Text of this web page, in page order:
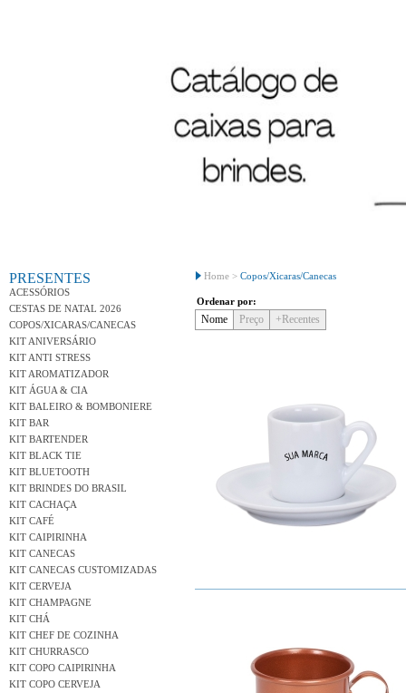
PRESENTES
ACESSÓRIOS
CESTAS DE NATAL 2026
COPOS/XICARAS/CANECAS
KIT ANIVERSÁRIO
KIT ANTI STRESS
KIT AROMATIZADOR
KIT ÁGUA & CIA
KIT BALEIRO & BOMBONIERE
KIT BAR
KIT BARTENDER
KIT BLACK TIE
KIT BLUETOOTH
KIT BRINDES DO BRASIL
KIT CACHAÇA
KIT CAFÉ
KIT CAIPIRINHA
KIT CANECAS
KIT CANECAS CUSTOMIZADAS
KIT CERVEJA
KIT CHAMPAGNE
KIT CHÁ
KIT CHEF DE COZINHA
KIT CHURRASCO
KIT COPO CAIPIRINHA
KIT COPO CERVEJA
Home > Copos/Xicaras/Canecas
Ordenar por:
Nome Preço +Recentes